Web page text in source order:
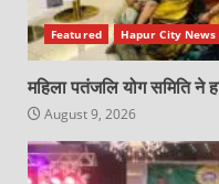
Featured Hapur City News
महिला पतंजलि योग समिति ने
August 9, 2026